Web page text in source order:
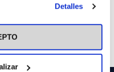
más información puedes
Detalles